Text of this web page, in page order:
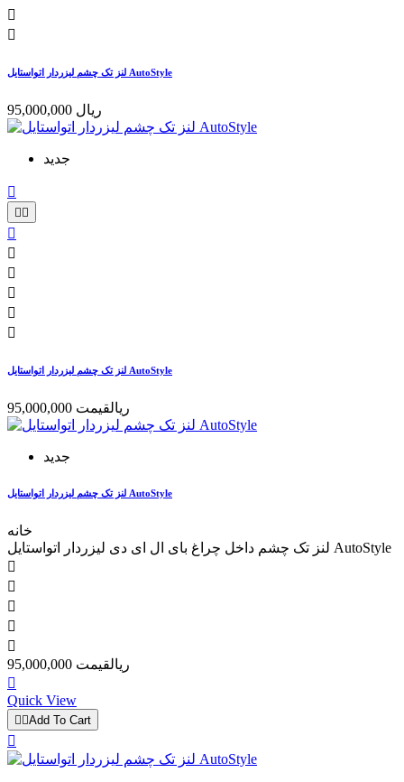


لنز تک چشم لیزردار اتواستایل AutoStyle
95,000,000 ریال
جدید

 






لنز تک چشم لیزردار اتواستایل AutoStyle
95,000,000 ریالقیمت
جدید
لنز تک چشم لیزردار اتواستایل AutoStyle
خانه
لنز تک چشم داخل چراغ بای ال ای دی لیزردار اتواستایل AutoStyle





95,000,000 ریالقیمت

Quick View
 Add To Cart
